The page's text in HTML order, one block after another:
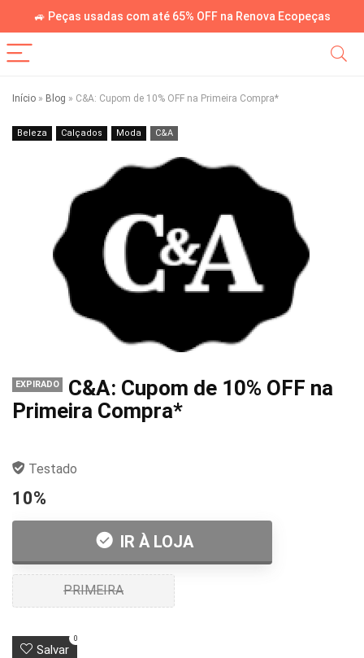
🚙 Peças usadas com até 65% OFF na Renova Ecopeças
Início » Blog » C&A: Cupom de 10% OFF na Primeira Compra*
Beleza Calçados Moda C&A
EXPIRADO
C&A: Cupom de 10% OFF na
Primeira Compra*
Testado
10%
IR À LOJA
PRIMEIRA
Salvar
0